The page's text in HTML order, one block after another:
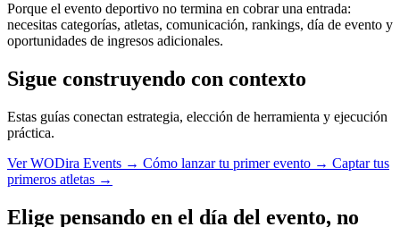
Porque el evento deportivo no termina en cobrar una entrada:
necesitas categorías, atletas, comunicación, rankings, día de evento y
oportunidades de ingresos adicionales.
Sigue construyendo con contexto
Estas guías conectan estrategia, elección de herramienta y ejecución
práctica.
Ver WODira Events → Cómo lanzar tu primer evento → Captar tus
primeros atletas →
Elige pensando en el día del evento, no